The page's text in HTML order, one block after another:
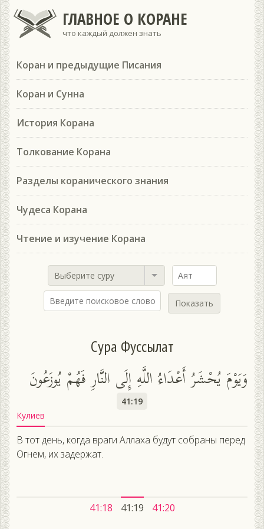
ГЛАВНОЕ О КОРАНЕ
что каждый должен знать
Коран и предыдущие Писания
Коран и Сунна
История Корана
Толкование Корана
Разделы коранического знания
Чудеса Корана
Чтение и изучение Корана
Выберите суру
Показать
Сура Фуссылат
وَيَوْمَ يُحْشَرُ أَعْدَاءُ اللَّهِ إِلَى النَّارِ فَهُمْ يُوزَعُونَ
41:19
Кулиев
В тот день, когда враги Аллаха будут собраны перед
Огнем, их задержат.
41:18 41:19 41:20